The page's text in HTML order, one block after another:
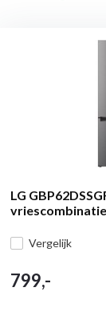
LG
vriescombinatie
Vergelijk
799,-